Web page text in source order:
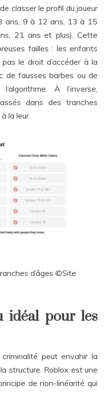
classer le profil du joueur
ans, 9 à 12 ans, 13 à 15
21 ans et plus). Cette
failles : les enfants
le droit d’accéder à la
de fausses barbes ou de
À l’inverse,
dans des tranches
la leur.
d’âges ©Site
idéal pour les
peut envahir la
structure. Roblox est une
de non-linéarité qui